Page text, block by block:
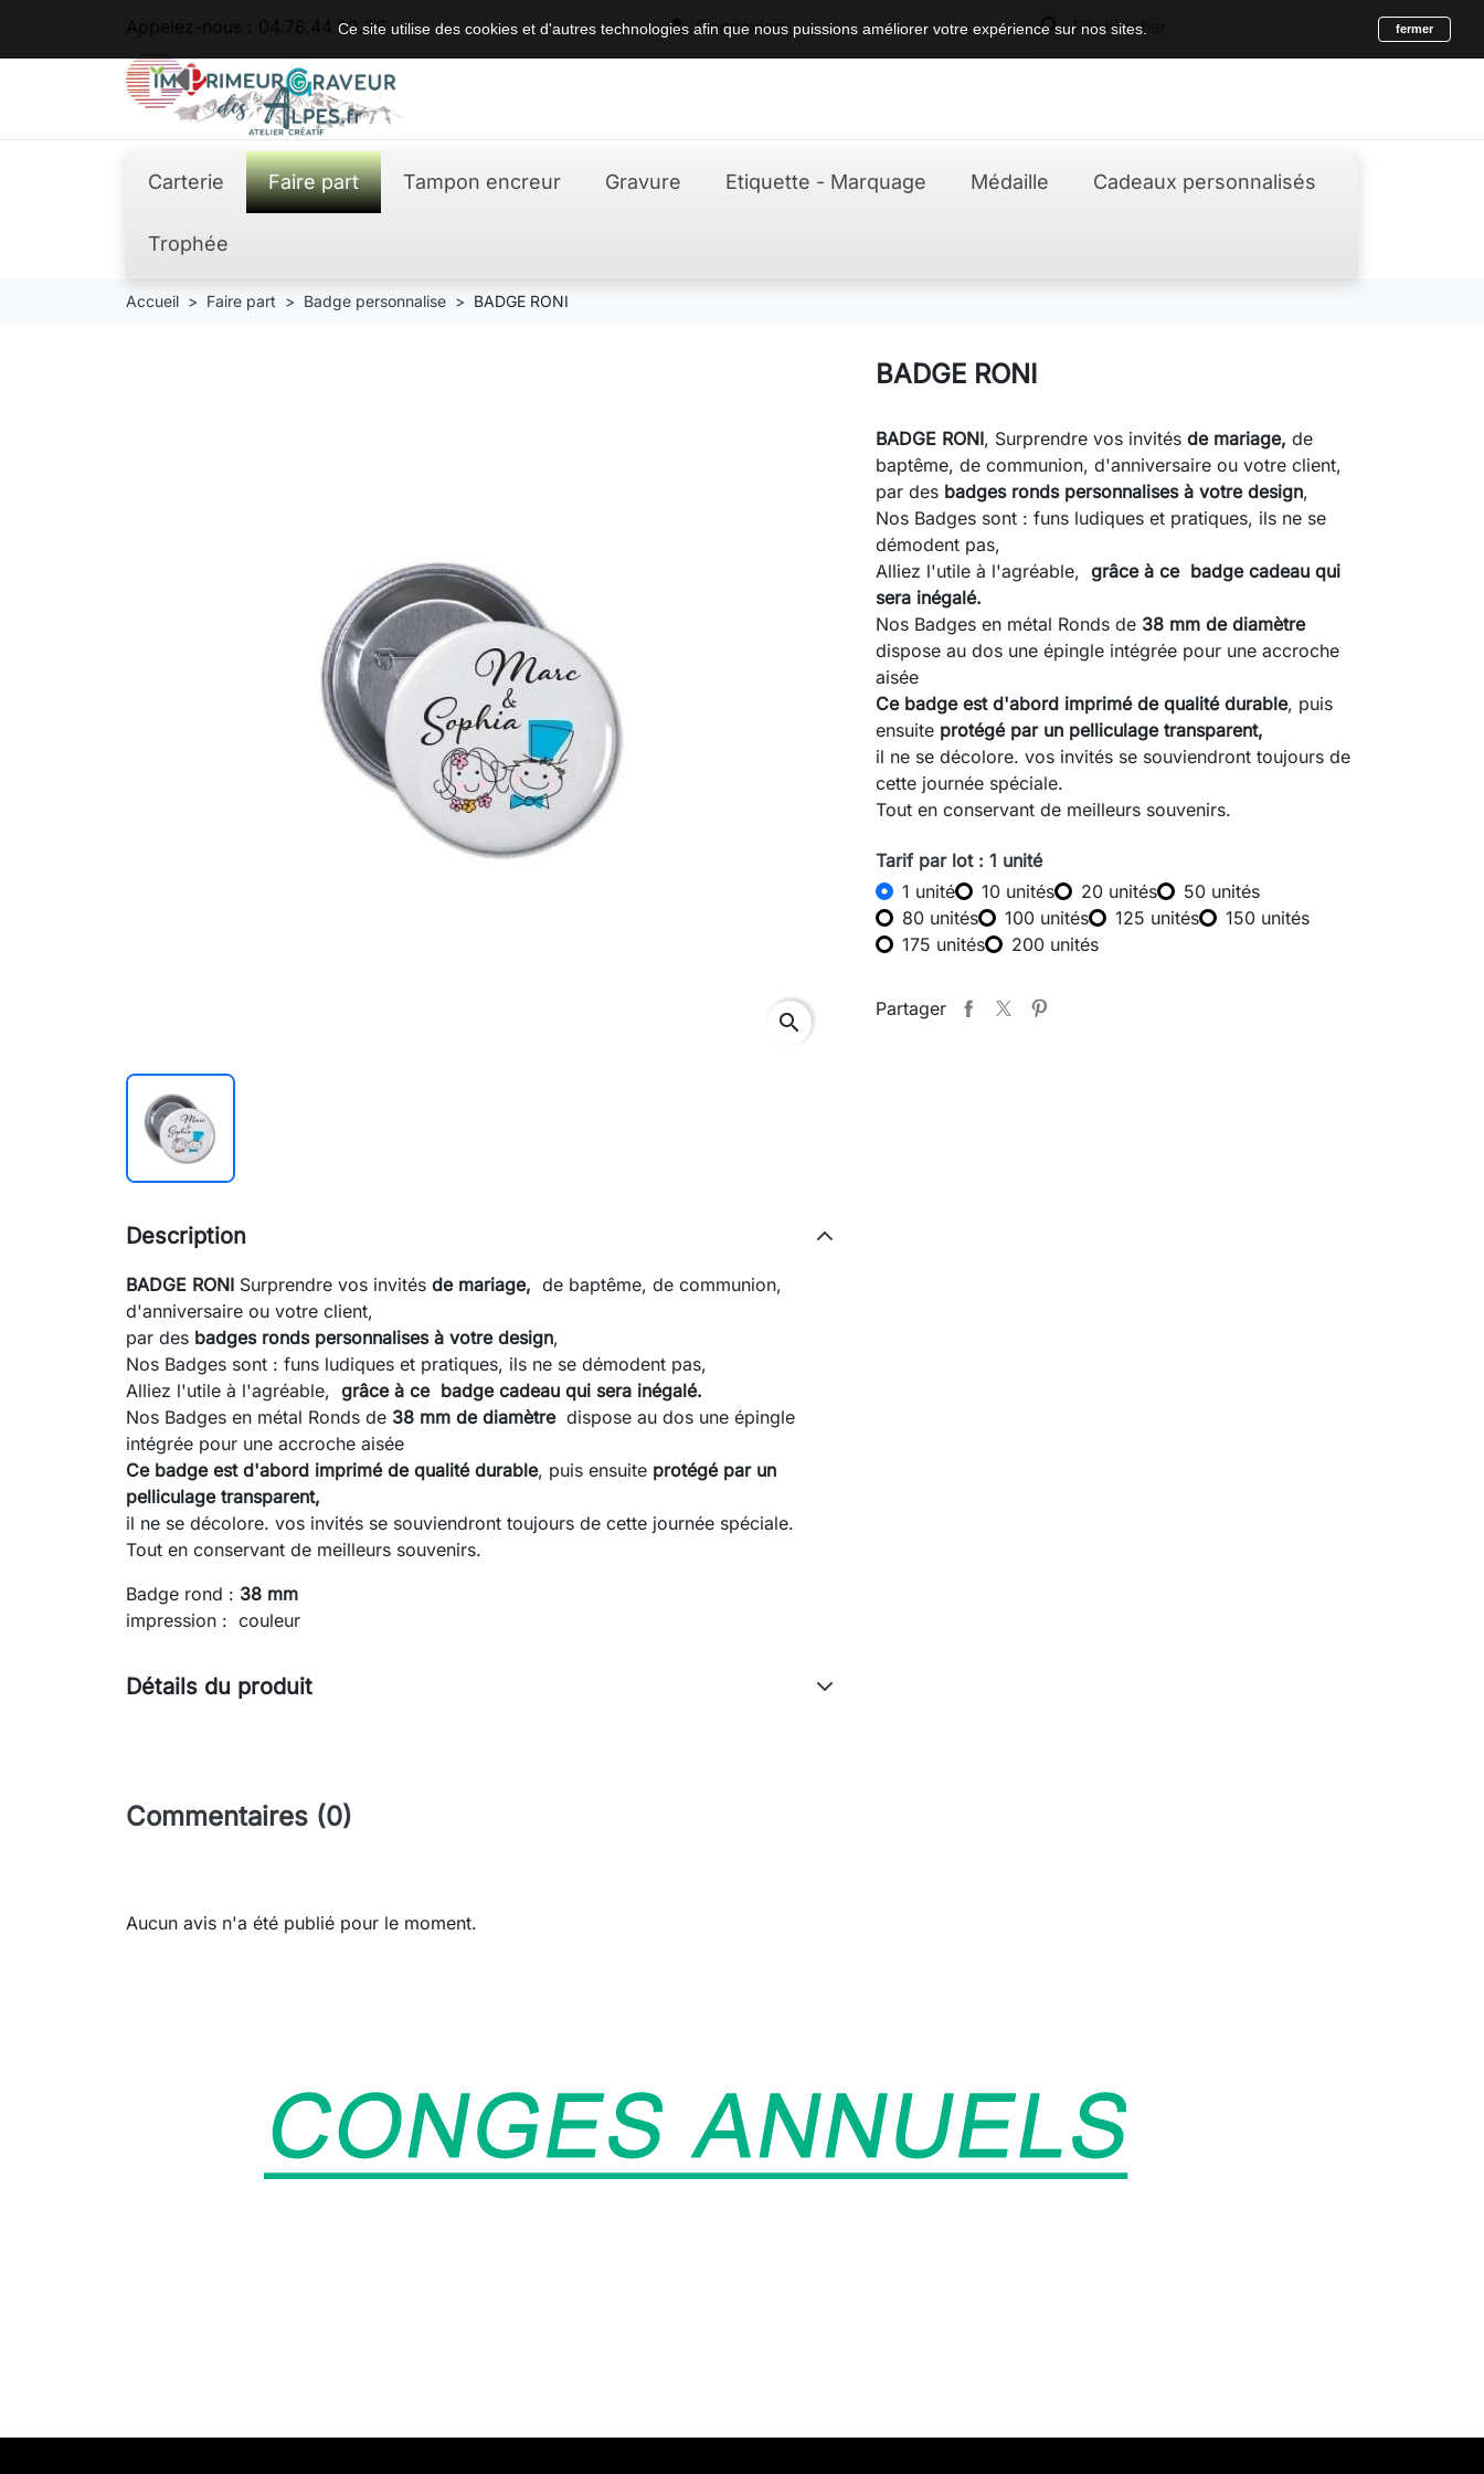
04.76.44.62.36  Connexion search
Carterie Faire part Tampon encreur Gravure Etiquette - Marquage Médaille Cadeaux personnalisés
Trophée
Accueil Faire part Badge personnalise BADGE RONI
search
BADGE RONI
BADGE RONI, Surprendre vos invités de mariage, de
baptême, de communion, d'anniversaire ou votre client,
par des badges ronds personnalises à votre design,
Nos Badges sont : funs ludiques et pratiques, ils ne se
démodent pas,
Alliez l'utile à l'agréable, grâce à ce badge cadeau qui
sera inégalé.
Nos Badges en métal Ronds de 38 mm de diamètre
dispose au dos une épingle intégrée pour une accroche
aisée
Ce badge est d'abord imprimé de qualité durable, puis
ensuite protégé par un pelliculage transparent,
il ne se décolore. vos invités se souviendront toujours de
cette journée spéciale.
Tout en conservant de meilleurs souvenirs.
Tarif par lot : 1 unité
1 unité
10 unités 20 unités
50 unités
80 unités
100 unités 125 unités
150 unités
175 unités
200 unités
Partager
Description
BADGE RONI Surprendre vos invités de mariage, de baptême, de communion,
d'anniversaire ou votre client,
par des badges ronds personnalises à votre design,
Nos Badges sont : funs ludiques et pratiques, ils ne se démodent pas,
Alliez l'utile à l'agréable, grâce à ce badge cadeau qui sera inégalé.
Nos Badges en métal Ronds de 38 mm de diamètredispose au dos une épingle
intégrée pour une accroche aisée
Ce badge est d'abord imprimé de qualité durable, puis ensuite protégé par un
pelliculage transparent,
il ne se décolore. vos invités se souviendront toujours de cette journée spéciale.
Tout en conservant de meilleurs souvenirs.
Badge rond : 38 mm
impression : couleur
Détails du produit
Commentaires (0)
Aucun avis n'a été publié pour le moment.
Ce site utilise des cookies et d'autres technologies afin que nous puissions améliorer votre expérience sur nos sites. fermer